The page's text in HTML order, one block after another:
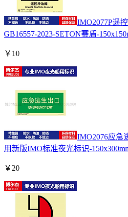
IMO2077P遥
GB16557-2023-SETON赛盾-
￥ 10
IMO2076应急
用新版IMO标准夜光标识-
￥ 20